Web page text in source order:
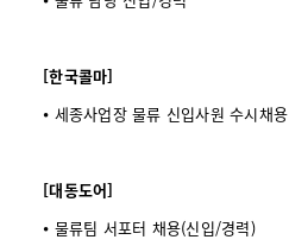
[한국콜마]
⦁ 세종사업장 물류 신입사원 수시채용
[대동도어]
⦁ 물류팀 서포터 채용(신입/경력)